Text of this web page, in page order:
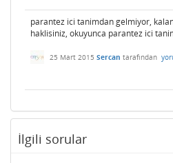
parantez ici tanimdan gelmiyor,
haklisiniz, okuyunca parantez ici
25 Mart 2015 Sercan tarafından
İlgili sorular